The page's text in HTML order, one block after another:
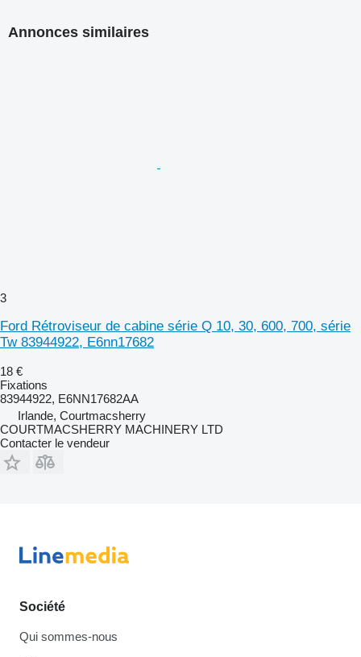
Annonces similaires
3
Ford Rétroviseur de cabine série Q 10, 30, 600, 700, série
Tw 83944922, E6nn17682
18 €
Fixations
83944922, E6NN17682AA
Irlande, Courtmacsherry
COURTMACSHERRY MACHINERY LTD
Contacter le vendeur
Société
Qui sommes-nous